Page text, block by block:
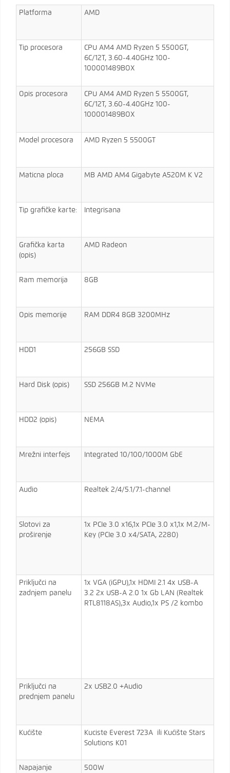
Platforma AMD
Tip procesora
CPU AM4 AMD Ryzen 5 5500GT,
6C/12T, 3.60-4.40GHz 100-
100001489BOX
Opis procesora
CPU AM4 AMD Ryzen 5 5500GT,
6C/12T, 3.60-4.40GHz 100-
100001489BOX
Model procesora AMD Ryzen 5 5500GT
Maticna ploca MB AMD AM4 Gigabyte A520M K V2
Tip grafičke karte: Integrisana
Grafička karta
(opis)
AMD Radeon
Ram memorija 8GB
Opis memorije RAM DDR4 8GB 3200MHz
HDD1 256GB SSD
Hard Disk (opis) SSD 256GB M.2 NVMe
HDD2 (opis) NEMA
Mrežni interfejs Integrated 10/100/1000M GbE
Audio Realtek 2/4/5.1/7.1-channel
Slotovi za
proširenje
1x PCIe 3.0 x16,1x PCIe 3.0 x1,1x M.2/​M-
Key (PCIe 3.0 x4/​SATA, 2280)
Priključci na
zadnjem panelu
1x VGA (iGPU),1x HDMI 2.1 4x USB-A
3.2 2x USB-A 2.0 1x Gb LAN (Realtek
RTL8118AS),3x Audio,1x PS /​2 kombo
Priključci na
prednjem panelu
2x USB2.0 +Audio
Kućište
Kuciste Everest 723A ili Kućište Stars
Solutions K01
Napajanje 500W